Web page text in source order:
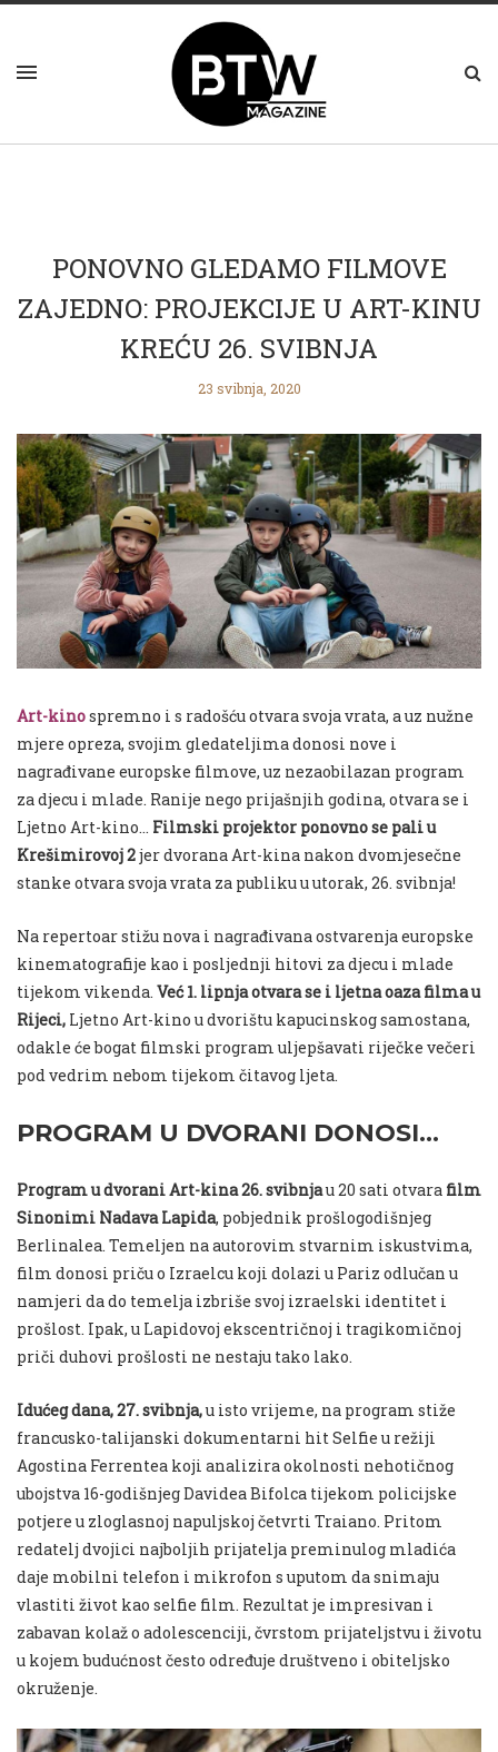
PONOVNO GLEDAMO FILMOVE
ZAJEDNO: PROJEKCIJE U ART-KINU
KREĆU 26. SVIBNJA
23 svibnja, 2020
Art-kinospremno i s radošću otvara svoja vrata, a uz nužne
mjere opreza, svojim gledateljima donosi nove i
nagrađivane europske filmove, uz nezaobilazan program
za djecu i mlade. Ranije nego prijašnjih godina, otvara se i
Ljetno Art-kino… Filmski projektor ponovno se pali u
Krešimirovoj 2jer dvorana Art-kina nakon dvomjesečne
stanke otvara svoja vrata za publiku u utorak, 26. svibnja!
Na repertoar stižu nova i nagrađivana ostvarenja europske
kinematografije kao i posljednji hitovi za djecu i mlade
tijekom vikenda. Već 1. lipnja otvara se i ljetna oaza filma u
Rijeci, Ljetno Art-kino u dvorištu kapucinskog samostana,
odakle će bogat filmski program uljepšavati riječke večeri
pod vedrim nebom tijekom čitavog ljeta.
PROGRAM U DVORANI DONOSI…
Program u dvorani Art-kina 26. svibnjau 20 sati otvara film
Sinonimi Nadava Lapida, pobjednik prošlogodišnjeg
Berlinalea. Temeljen na autorovim stvarnim iskustvima,
film donosi priču o Izraelcu koji dolazi u Pariz odlučan u
namjeri da do temelja izbriše svoj izraelski identitet i
prošlost. Ipak, u Lapidovoj ekscentričnoj i tragikomičnoj
priči duhovi prošlosti ne nestaju tako lako.
Idućeg dana, 27. svibnja,u isto vrijeme, na program stiže
francusko-talijanski dokumentarni hit Selfie u režiji
Agostina Ferrentea koji analizira okolnosti nehotičnog
ubojstva 16-godišnjeg Davidea Bifolca tijekom policijske
potjere u zloglasnoj napuljskoj četvrti Traiano. Pritom
redatelj dvojici najboljih prijatelja preminulog mladića
daje mobilni telefon i mikrofon s uputom da snimaju
vlastiti život kao selfie film. Rezultat je impresivan i
zabavan kolaž o adolescenciji, čvrstom prijateljstvu i životu
u kojem budućnost često određuje društveno i obiteljsko
okruženje.